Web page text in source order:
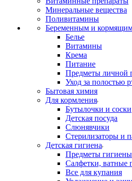
Минеральные вещества
Поливитамины
Беременным и
Белье
Витамины
Крема
Питание
Предметы личной
Уход за полостью
Бытовая химия
Для кормления
Бутылочки и соски
Детская посуда
Слюнявчики
Стерилизаторы и
Детская гигиена
Предметы гигиены
Салфетки, ватные
Все для купания